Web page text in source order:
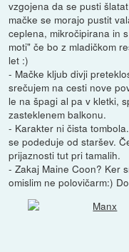
vzgojena da se pusti
mačke se morajo pustit
ceplena, mikročipirana in
moti" če bo z mladičkom
let :)
- Mačke kljub divji
srečujem na cesti nove
le na špagi al pa v kletki,
zasteklenem balkonu.
- Karakter ni čista
se podeduje od staršev.
prijaznosti tut pri tamalih.
- Zakaj Maine Coon? Ker
omislim ne polovičarm:)